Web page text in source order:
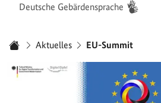
Deutsche Gebärdensprache
Aktuelles EU-Summit